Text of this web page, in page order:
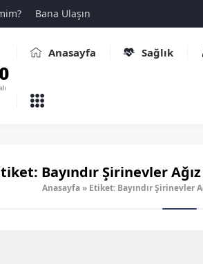
Bana Ulaşın
Anasayfa Sağlık
Bayındır Şirinevler
Anasayfa » Etiket: Bayındır Şirinevler